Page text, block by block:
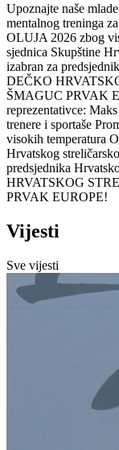
Upoznajte naše
mentalnog treninga
OLUJA 2026 zbog
sjednica Skupštine
izabran za
DEČKO
ŠMAGUC PRVAK
reprezentativce:
trenere i sportaše
visokih temperatura
Hrvatskog
predsjednika
HRVATSKOG
PRVAK EUROPE!
Vijesti
Sve vijesti